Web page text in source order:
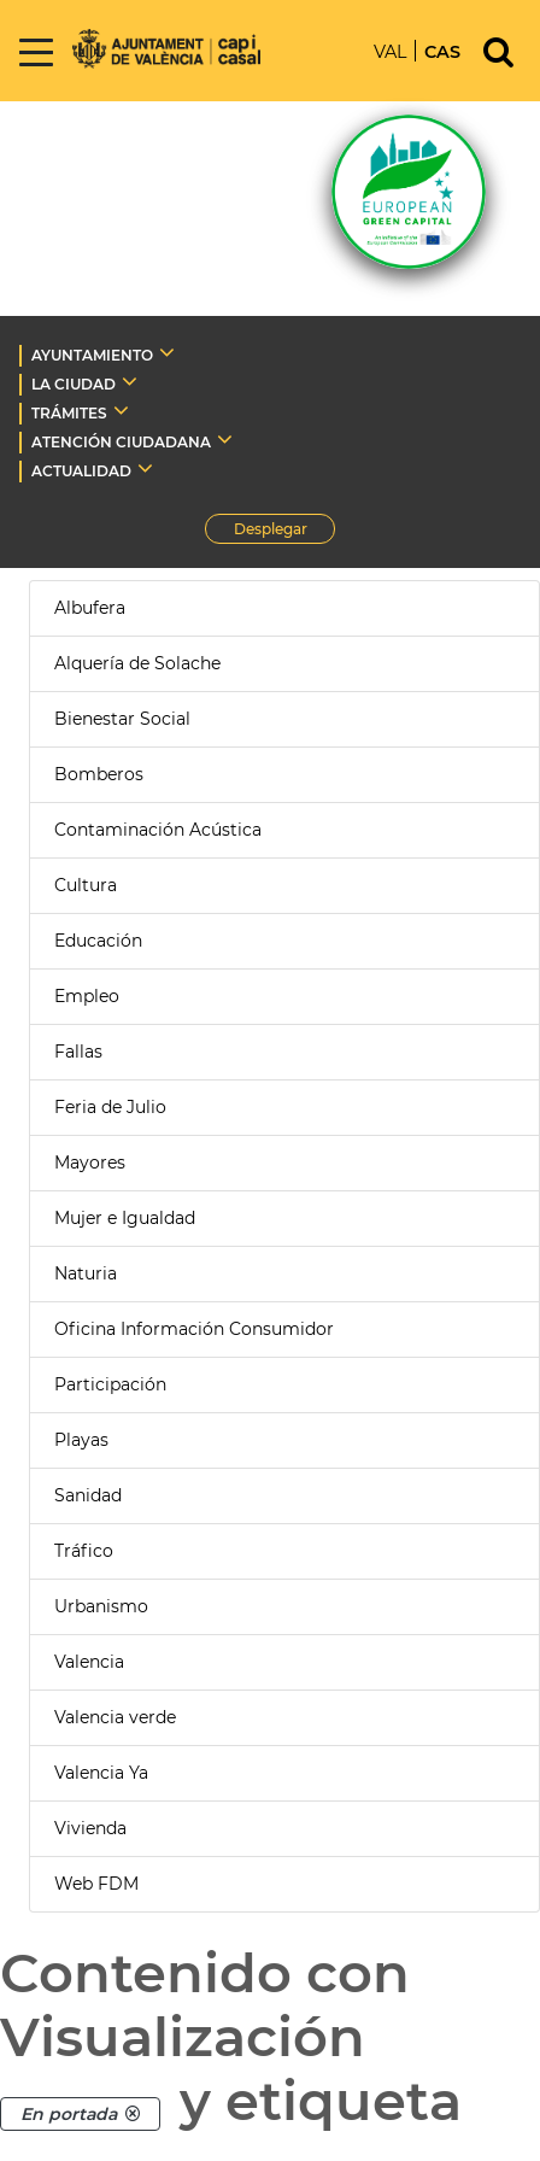
VAL CAS
AYUNTAMIENTO
LA CIUDAD
TRÁMITES
ATENCIÓN CIUDADANA
ACTUALIDAD
Desplegar
Albufera
Alquería de Solache
Bienestar Social
Bomberos
Contaminación Acústica
Cultura
Educación
Empleo
Fallas
Feria de Julio
Mayores
Mujer e Igualdad
Naturia
Oficina Información Consumidor
Participación
Playas
Sanidad
Tráfico
Urbanismo
Valencia
Valencia verde
Valencia Ya
Vivienda
Web FDM
Contenido con
Visualización
En portada
y etiqueta